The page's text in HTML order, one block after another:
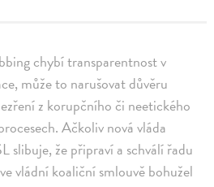
chybí transparentnost v
může to narušovat důvěru
z korupčního či neetického
Ačkoliv nová vláda
že připraví a schválí řadu
vládní koaliční smlouvě bohužel